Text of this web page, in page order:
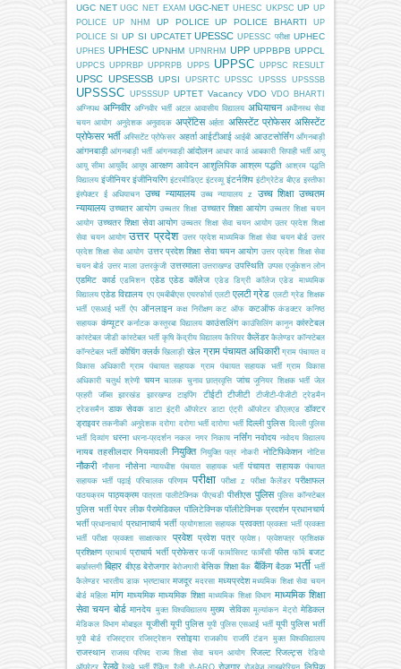
UGC NET UGC NET EXAM UGC-NET UHESC UKPSC UP UP
POLICE
UP NHM UP POLICE UP POLICE BHARTI
UP
POLICE SI
UP SI UPCATET UPESSC UPESSC परीक्षा UPHEC
UPHES UPHESC UPNHM UPNRHM UPP UPPBPB UPPCL
UPPCS UPPRBP UPPRPB UPPS UPPSC UPPSC RESULT
UPSC UPSESSB UPSI UPSRTC UPSSC UPSSS UPSSSB
UPSSSC UPSSSUP UPTET Vacancy VDO VDO BHARTI
अग्निपथ अग्निवीर अग्निवीर भर्ती अटल आवासीय विद्यालय अधियाचन अधीनस्थ सेवा
चयन आयोग अनुदेशक अनुवादक अप्रेंटिस अर्हता असिस्टेंट प्रोफेसर असिस्टेंट
प्रोफेसर भर्ती अस्सिटेंट प्रोफेसर अहर्ता आईटीआई आईबी आउटसोर्सिंग आँगनबाड़ी
आंगनबाड़ी आंगनबाड़ी भर्ती आंगनवाड़ी आंदोलन आधार कार्ड आबकारी सिपाही भर्ती आयु
आयु सीमा आयुर्वेद आयुष आरक्षण आवेदन आशुलिपिक आश्रम पद्धति आश्रम पद्धति
विद्यालय इंजीनियर इंजीनियरिंग इंटरमीडिएट इंटरव्यू इंटर्नशिप इंटीग्रेटेड बीएड इस्तीफा
इंस्पेक्टर ई अधियाचन उच्च न्यायालय उच्च न्यायालय z उच्च शिक्षा उच्चतम
न्यायालय उच्चतर आयोग उच्चतर शिक्षा उच्चतर शिक्षा आयोग उच्चतर शिक्षा चयन
आयोग उच्चतर शिक्षा सेवा आयोग उच्चतर शिक्षा सेवा चयन आयोग उतर प्रदेश शिक्षा
सेवा चयन आयोग उत्तर प्रदेश उत्तर प्रदेश माध्यमिक शिक्षा सेवा चयन बोर्ड उत्तर
प्रदेश शिक्षा सेवा आयोग उत्तर प्रदेश शिक्षा सेवा चयन आयोग उत्तर प्रदेश शिक्षा सेवा
चयन बोर्ड उत्तर माला उत्तरकुंजी उत्तरमाला उत्तराखण्ड उपस्थिति उप्पस एजूकेशन लोन
एडमिट कार्ड एडमिशन एडेड एडेड कॉलेज एडेड डिग्री कॉलेज एडेड माध्यमिक
विद्यालय एडेड विद्यालय एप एमबीबीएस एयरफोर्स एलटी एलटी ग्रेड एलटी ग्रेड शिक्षक
भर्ती एसआई भर्ती ऐप ऑनलाइन कक्ष निरीक्षण कट ऑफ कटऑफ कंडक्टर कनिष्ठ
सहायक कंप्यूटर कर्नाटक कस्तूरबा विद्यालय काउंसलिंग काउंसिलिंग कानून कांस्टेबल
कांस्टेबल जीडी कांस्टेबल भर्ती कृषि केंद्रीय विद्यालय कैरियर कैलेंडर कैलेण्डर कॉन्स्टेबल
कॉन्स्टेबल भर्ती कोचिंग क्लर्क खिलाड़ी खेल ग्राम पंचायत अधिकारी ग्राम पंचायत व
विकास अधिकारी ग्राम पंचायत सहायक ग्राम पंचायत सहायक भर्ती ग्राम विकास
अधिकारी चतुर्थ श्रेणी चयन चालक चुनाव छात्रवृत्ति जांच जूनियर शिक्षक भर्ती जेल
प्रहरी
जॉब्स झारखंड झारखण्ड टाइपिंग टीईटी टीजीटी टीजीटी-पीजीटी
ट्रेडमैन
ट्रेडसमैन डाक सेवक डाटा इंट्री ऑपरेटर डाटा एंट्री ऑपरेटर डीएलएड डॉक्टर
ड्राइवर तकनीकी अनुदेशक दरोगा दरोगा भर्ती दारोगा भर्ती दिल्ली पुलिस दिल्ली पुलिस
भर्ती दिव्यांग धरना धरना-प्रदर्शन नकल नगर निकाय नर्सिंग नवोदय नवोदय विद्यालय
नायब तहसीलदार नियमावली नियुक्ति नियुक्ति पत्र नोकरी नोटिफिकेशन नोटिस
नौकरी नौसना नौसेना न्यायधीश पंचयात सहायक भर्ती पंचायत सहायक पंचायत
सहायक भर्ती पढ़ाई परिचालक परिणाम परीक्षा परीक्षा z परीक्षा कैलेंडर परीक्षाफल
पाठयक्रम पाठ्यक्रम पात्रता पालीटेक्निक पीएचडी पीसीएस पुलिस पुलिस कॉन्स्टेबल
पुलिस भर्ती पेपर लीक पैरामेडिकल पॉलिटेक्निक पॉलीटेक्निक प्रदर्शन प्रधानचार्य
भर्ती प्रधानाचार्य प्रधानाचार्य भर्ती प्रयोगशाला सहायक प्रवक्ता प्रवक्ता भर्ती प्रवक्ता
भर्ती परीक्षा
प्रवक्ता साक्षात्कार प्रवेश प्रवेश पत्र प्रवेश। प्रवेशपत्र प्रशिक्षक
प्रशिक्षण प्राचार्य प्राचार्य भर्ती प्रोफेसर फर्जी फार्मासिस्ट फार्मेसी फीस फॉर्म बजट
बर्खास्तगी बिहार बीएड बेरोजगार बेरोजगारी बेसिक शिक्षा बैंक बैंकिंग बैठक भर्ती भर्ती
कैलेण्डर भारतीय डाक भ्रष्टाचार मजदूर मदरसा मध्यप्रदेश मध्यमिक शिक्षा सेवा चयन
बोर्ड महिला मांग माध्यमिक माध्यमिक शिक्षा माध्यमिक शिक्षा विभाग माध्यमिक शिक्षा
सेवा चयन बोर्ड मानदेय मुक्त विश्वविद्यालय मुख्य सेविका मूल्यांकन मेट्रो मेडिकल
मेडिकल विभाग मोबाइल यूजीसी यूपी पुलिस यूपी पुलिस एसआई भर्ती यूपी पुलिस भर्ती
यूपी बोर्ड रजिस्ट्रार रजिस्ट्रेशन रसोइया राजकीय राजर्षि टंडन मुक्त विश्वविद्यालय
राजस्थान राजस्व परिषद राज्य शिक्षा सेवा चयन आयोग रिजल्ट रिजल्ट्स
रेडियो
रेलवे रोजगार लिपिक